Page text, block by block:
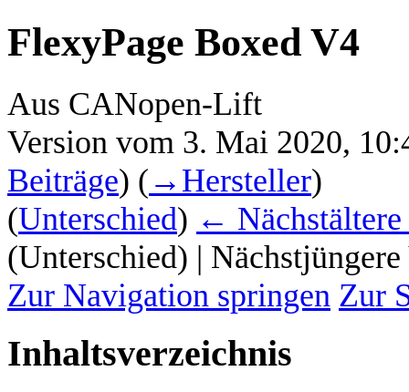
FlexyPage Boxed V4
Aus CANopen-Lift
Version vom 3. Mai 2020,
Beiträge) ( →‎Hersteller)
(Unterschied) ← Nächstältere
(Unterschied) |
Zur Navigation springen Zur
Inhaltsverzeichnis